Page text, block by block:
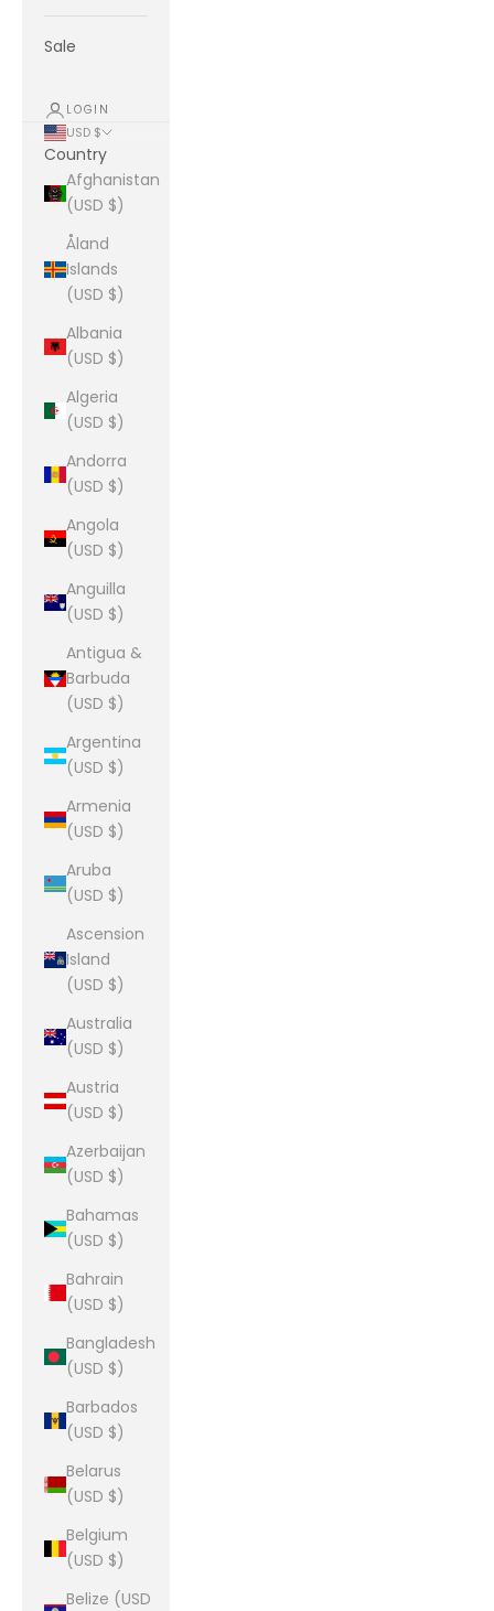
Sale
LOGIN
USD $
Country
Afghanistan
(USD $)
Åland
Islands
(USD $)
Albania
(USD $)
Algeria
(USD $)
Andorra
(USD $)
Angola
(USD $)
Anguilla
(USD $)
Antigua &
Barbuda
(USD $)
Argentina
(USD $)
Armenia
(USD $)
Aruba
(USD $)
Ascension
Island
(USD $)
Australia
(USD $)
Austria
(USD $)
Azerbaijan
(USD $)
Bahamas
(USD $)
Bahrain
(USD $)
Bangladesh
(USD $)
Barbados
(USD $)
Belarus
(USD $)
Belgium
(USD $)
Belize (USD